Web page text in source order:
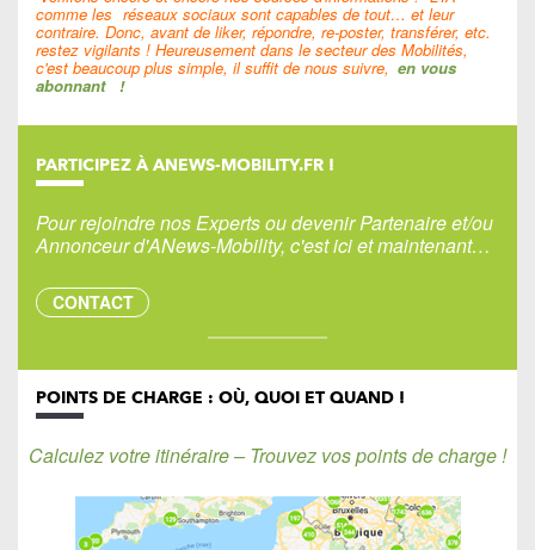
comme les réseaux sociaux sont capables de tout… et leur
contraire. Donc, avant de liker, répondre, re-poster, transférer, etc.
restez vigilants ! Heureusement dans le secteur des Mobilités,
c'est beaucoup plus simple, il suffit de nous suivre, en vous
abonnant !
PARTICIPEZ À ANEWS-MOBILITY.FR !
Pour rejoindre nos Experts ou devenir Partenaire et/ou
Annonceur d'ANews-Mobility, c'est ici et maintenant…
CONTACT
POINTS DE CHARGE : OÙ, QUOI ET QUAND !
Calculez votre itinéraire – Trouvez vos points de charge !